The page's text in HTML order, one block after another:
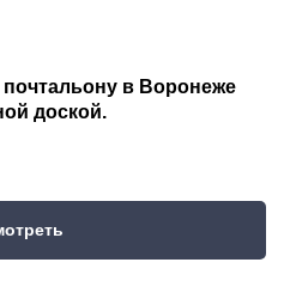
в Воронеже
доской.